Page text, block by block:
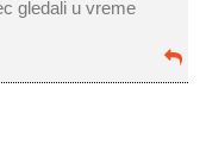
gledali u vreme